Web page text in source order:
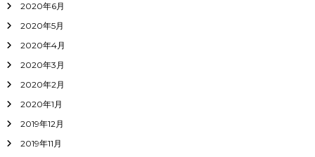
2020年6月
2020年5月
2020年4月
2020年3月
2020年2月
2020年1月
2019年12月
2019年11月